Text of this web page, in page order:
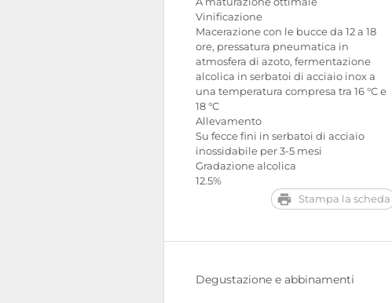
Vinificazione
Macerazione con le bucce da 12 a 18
ore, pressatura pneumatica in
atmosfera di azoto, fermentazione
alcolica in serbatoi di acciaio inox a
una temperatura compresa tra 16 °C e
18 °C
Allevamento
Su fecce fini in serbatoi di acciaio
inossidabile per 3-5 mesi
Gradazione alcolica
12.5%
Stampa la scheda
Degustazione e abbinamenti